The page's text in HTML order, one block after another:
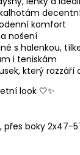
komfort
nošení
s halenkou,
i teniskám
který rozzáří
look 🤍✨
přes boky 2x47-